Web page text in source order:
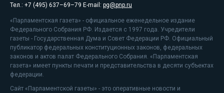
Тел.: +7 (495) 637–69–79 E-mail: pg@pnp.ru
«Парламентская газета» - официальное еженедельное издание
Федерального Собрания РФ. Издается с 1997 года. Учредители
газеты - Государственная Дума и Совет Федерации РФ. Официальный
публикатор федеральных конституционных законов, федеральных
законов и актов палат Федерального Собрания. «Парламентская
газета» имеет пункты печати и представительства в десяти субъектах
федерации.
Сайт «Парламентской газеты» - это оперативные новости и